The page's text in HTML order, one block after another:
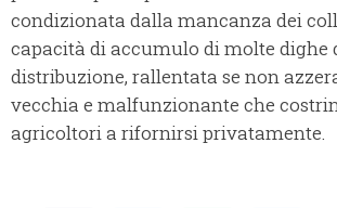
condizionata dalla mancanza dei
capacità di accumulo di molte dighe
distribuzione, rallentata se non
vecchia e malfunzionante che
agricoltori a rifornirsi privatamente.